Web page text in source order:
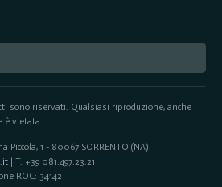
sono riservati. Qualsiasi riproduzione, anche
è vietata.
Piccola, 1 - 80067 SORRENTO (NA)
| T. +39 081.497.23.21
ROC: 34142